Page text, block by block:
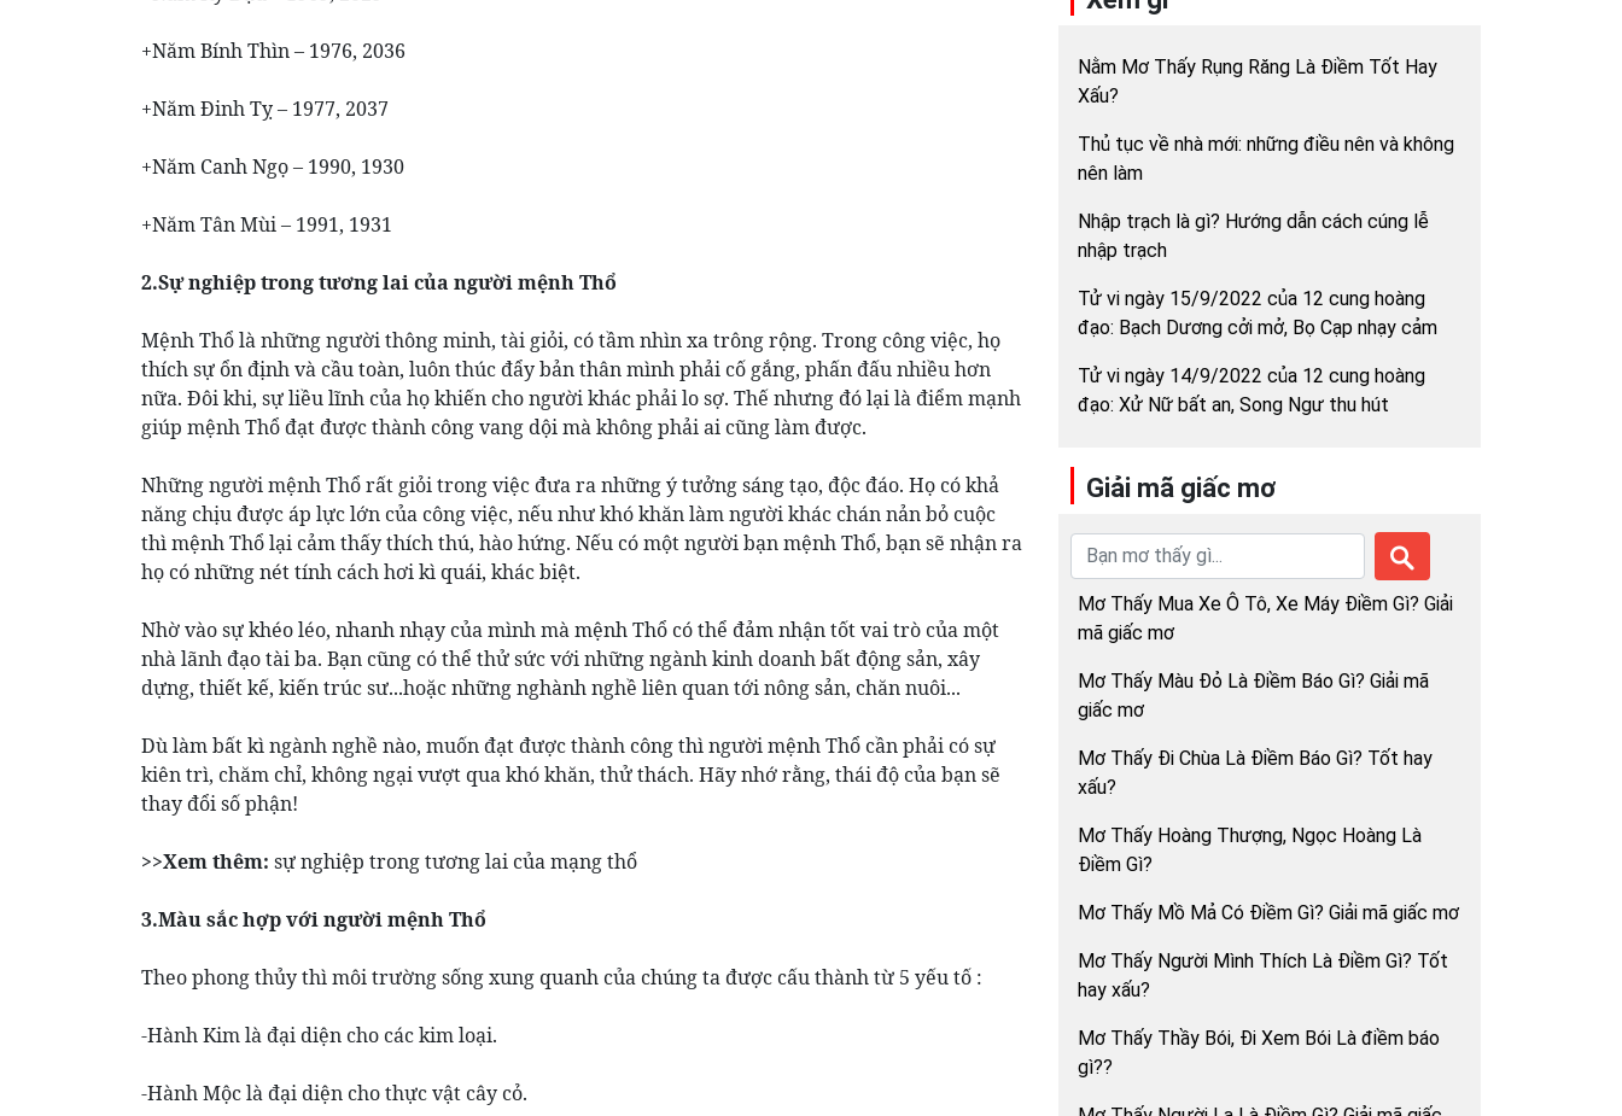
+Năm Bính Thìn – 1976, 2036
+Năm Đinh Tỵ – 1977, 2037
+Năm Canh Ngọ – 1990, 1930
+Năm Tân Mùi – 1991, 1931
2.Sự nghiệp trong tương lai của người mệnh Thổ
Mệnh Thổ là những người thông minh, tài giỏi, có tầm nhìn xa trông rộng. Trong công việc, họ
thích sự ổn định và cầu toàn, luôn thúc đẩy bản thân mình phải cố gắng, phấn đấu nhiều hơn
nữa. Đôi khi, sự liều lĩnh của họ khiến cho người khác phải lo sợ. Thế nhưng đó lại là điểm mạnh
giúp mệnh Thổ đạt được thành công vang dội mà không phải ai cũng làm được.
Những người mệnh Thổ rất giỏi trong việc đưa ra những ý tưởng sáng tạo, độc đáo. Họ có khả
năng chịu được áp lực lớn của công việc, nếu như khó khăn làm người khác chán nản bỏ cuộc
thì mệnh Thổ lại cảm thấy thích thú, hào hứng. Nếu có một người bạn mệnh Thổ, bạn sẽ nhận ra
họ có những nét tính cách hơi kì quái, khác biệt.
Nhờ vào sự khéo léo, nhanh nhạy của mình mà mệnh Thổ có thể đảm nhận tốt vai trò của một
nhà lãnh đạo tài ba. Bạn cũng có thể thử sức với những ngành kinh doanh bất động sản, xây
dựng, thiết kế, kiến trúc sư...hoặc những nghành nghề liên quan tới nông sản, chăn nuôi...
Dù làm bất kì ngành nghề nào, muốn đạt được thành công thì người mệnh Thổ cần phải có sự
kiên trì, chăm chỉ, không ngại vượt qua khó khăn, thử thách. Hãy nhớ rằng, thái độ của bạn sẽ
thay đổi số phận!
>>Xem thêm: sự nghiệp trong tương lai của mạng thổ
3.Màu sắc hợp với người mệnh Thổ
Theo phong thủy thì môi trường sống xung quanh của chúng ta được cấu thành từ 5 yếu tố :
-Hành Kim là đại diện cho các kim loại.
-Hành Mộc là đại diện cho thực vật cây cỏ.
Nằm Mơ Thấy Rụng Răng Là Điềm Tốt Hay
Xấu?
Thủ tục về nhà mới: những điều nên và không
nên làm
Nhập trạch là gì? Hướng dẫn cách cúng lễ
nhập trạch
Tử vi ngày 15/9/2022 của 12 cung hoàng
đạo: Bạch Dương cởi mở, Bọ Cạp nhạy cảm
Tử vi ngày 14/9/2022 của 12 cung hoàng
đạo: Xử Nữ bất an, Song Ngư thu hút
Giải mã giấc mơ
Mơ Thấy Mua Xe Ô Tô, Xe Máy Điềm Gì? Giải
mã giấc mơ
Mơ Thấy Màu Đỏ Là Điềm Báo Gì? Giải mã
giấc mơ
Mơ Thấy Đi Chùa Là Điềm Báo Gì? Tốt hay
xấu?
Mơ Thấy Hoàng Thượng, Ngọc Hoàng Là
Điềm Gì?
Mơ Thấy Mồ Mả Có Điềm Gì? Giải mã giấc mơ
Mơ Thấy Người Mình Thích Là Điềm Gì? Tốt
hay xấu?
Mơ Thấy Thầy Bói, Đi Xem Bói Là điềm báo
gì??